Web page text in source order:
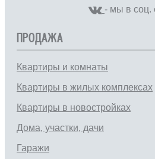
- мы в соц.
ПРОДАЖА
Квартиры и комнаты
Квартиры в жилых комплексах
Квартиры в новостройках
Дома, участки, дачи
Гаражи